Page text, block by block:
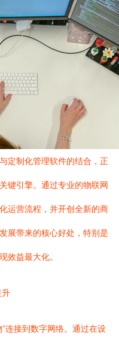
定制化管理软件的结合，正
键引擎。通过专业的物联网
运营流程，并开创全新的商
展带来的核心好处，特别是
效益最大化。
升
连接到数字网络。通过在设